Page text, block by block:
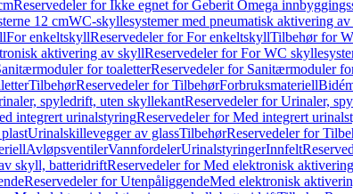
Reservedeler for Ikke egnet for Geberit Omega
12 cmWC-skyllesystemer med pneumatisk aktivering
For enkeltskyllReservedeler for For enkeltskyllTilbehør for
aktivering av skyllReservedeler for For WC
for toaletterReservedeler for Sanitærmoduler
TilbehørReservedeler for TilbehørForbruksmateriell
spyledrift, uten skyllekantReservedeler for Urinaler,
integrert urinalstyringReservedeler for Med integrert
Urinalskillevegger av glassTilbehørReservedeler for
AvløpsventilerVannfordelerUrinalstyringerInnfelt
skyll, batteridriftReservedeler for Med elektronisk
Reservedeler for UtenpåliggendeMed elektronisk